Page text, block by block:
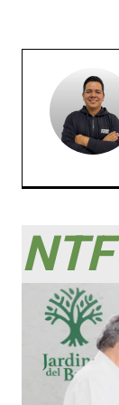
NTF